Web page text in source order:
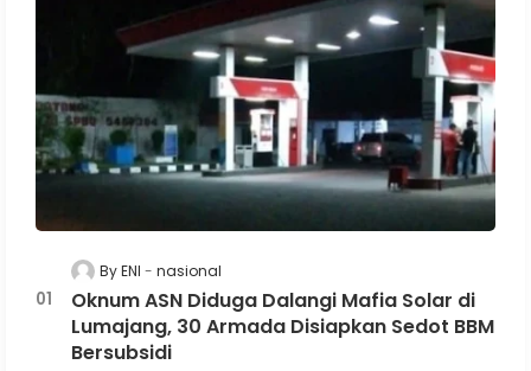
By ENI nasional
Oknum ASN Diduga Dalangi Mafia Solar di
Lumajang, 30 Armada Disiapkan Sedot BBM
Bersubsidi